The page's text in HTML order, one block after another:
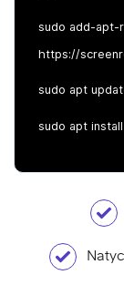
sudo add-apt-
https://
sudo apt
sudo apt